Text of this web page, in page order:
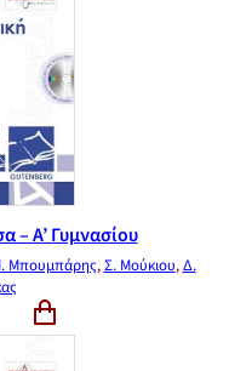
– Α’ Γυμνασίου
Μπουμπάρης,Σ. Μούκιου,Δ.